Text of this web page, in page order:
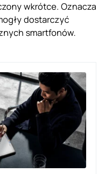
wkrótce. Oznacza
dostarczyć
smartfonów.